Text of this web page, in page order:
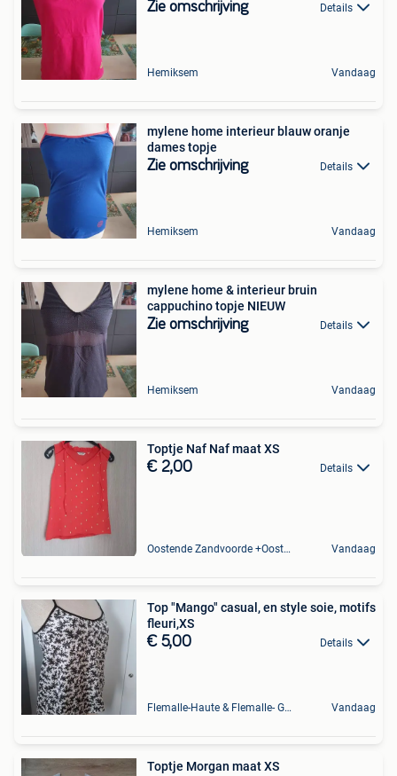
Zie omschrijving Details
Hemiksem Vandaag
mylene home interieur blauw oranje
dames topje
Zie omschrijving Details
Hemiksem Vandaag
mylene home & interieur bruin
cappuchino topje NIEUW
Zie omschrijving Details
Hemiksem Vandaag
Toptje Naf Naf maat XS
€ 2,00 Details
Oostende Zandvoorde +Oostende Vandaag
Top "Mango" casual, en style soie, motifs
fleuri,XS
€ 5,00 Details
Flemalle-Haute & Flemalle- Grande & Partie Awirs Vandaag
Toptje Morgan maat XS